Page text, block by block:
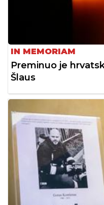
IN MEMORIAM
Preminuo je
Šlaus